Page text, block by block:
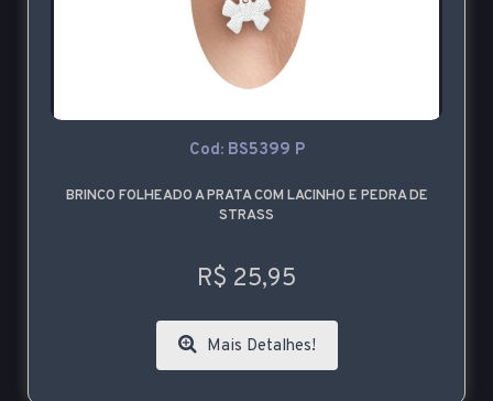
Cod: BS5399 P
BRINCO FOLHEADO A PRATA COM LACINHO E PEDRA DE
STRASS
R$ 25,95
Mais Detalhes!